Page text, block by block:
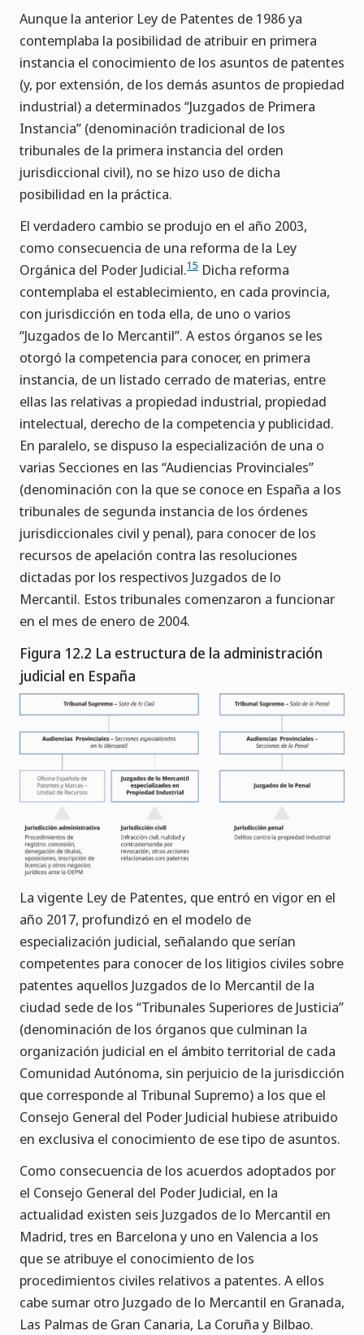
Aunque la anterior Ley de Patentes de 1986 ya
contemplaba la posibilidad de atribuir en primera
instancia el conocimiento de los asuntos de patentes
(y, por extensión, de los demás asuntos de propiedad
industrial) a determinados “Juzgados de Primera
Instancia” (denominación tradicional de los
tribunales de la primera instancia del orden
jurisdiccional civil), no se hizo uso de dicha
posibilidad en la práctica.
El verdadero cambio se produjo en el año 2003,
como consecuencia de una reforma de la Ley
Orgánica del Poder Judicial.15 Dicha reforma
contemplaba el establecimiento, en cada provincia,
con jurisdicción en toda ella, de uno o varios
“Juzgados de lo Mercantil”. A estos órganos se les
otorgó la competencia para conocer, en primera
instancia, de un listado cerrado de materias, entre
ellas las relativas a propiedad industrial, propiedad
intelectual, derecho de la competencia y publicidad.
En paralelo, se dispuso la especialización de una o
varias Secciones en las “Audiencias Provinciales”
(denominación con la que se conoce en España a los
tribunales de segunda instancia de los órdenes
jurisdiccionales civil y penal), para conocer de los
recursos de apelación contra las resoluciones
dictadas por los respectivos Juzgados de lo
Mercantil. Estos tribunales comenzaron a funcionar
en el mes de enero de 2004.
Figura 12.2 La estructura de la administración
judicial en España
La vigente Ley de Patentes, que entró en vigor en el
año 2017, profundizó en el modelo de
especialización judicial, señalando que serían
competentes para conocer de los litigios civiles sobre
patentes aquellos Juzgados de lo Mercantil de la
ciudad sede de los “Tribunales Superiores de Justicia”
(denominación de los órganos que culminan la
organización judicial en el ámbito territorial de cada
Comunidad Autónoma, sin perjuicio de la jurisdicción
que corresponde al Tribunal Supremo) a los que el
Consejo General del Poder Judicial hubiese atribuido
en exclusiva el conocimiento de ese tipo de asuntos.
Como consecuencia de los acuerdos adoptados por
el Consejo General del Poder Judicial, en la
actualidad existen seis Juzgados de lo Mercantil en
Madrid, tres en Barcelona y uno en Valencia a los
que se atribuye el conocimiento de los
procedimientos civiles relativos a patentes. A ellos
cabe sumar otro Juzgado de lo Mercantil en Granada,
Las Palmas de Gran Canaria, La Coruña y Bilbao.